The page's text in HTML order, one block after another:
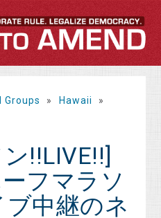
Groups » Hawaii
»
!!LIVE!!]
フマラソ
中継のネ